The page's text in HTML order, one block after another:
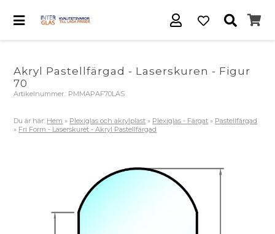
Akryl Pastellfärgad - Laserskuren - Figur
70
Artikelnummer.: PMMAPAF70LAS
Du är här: Hem » Plexiglas och akrylplast » Plexiglas - Färgat » Pastellfärgad
» Fri Form - Laserskuret - Akryl Pastellfärgad